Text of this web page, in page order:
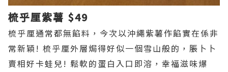
梳乎厘紫薯 $49
梳乎厘通常都無餡料，今次以沖繩紫薯作餡實在係非
常新穎! 梳乎厘外層焗得好似一個雪山般的，脹卜卜
賣相好卡蛙兒! 鬆軟的蛋白入口即溶，幸福滋味爆